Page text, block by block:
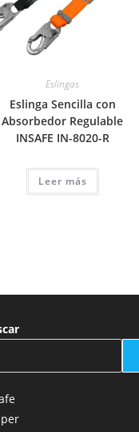
Eslingas
Eslinga Sencilla con
Absorbedor Regulable
INSAFE IN-8020-R
Leer más